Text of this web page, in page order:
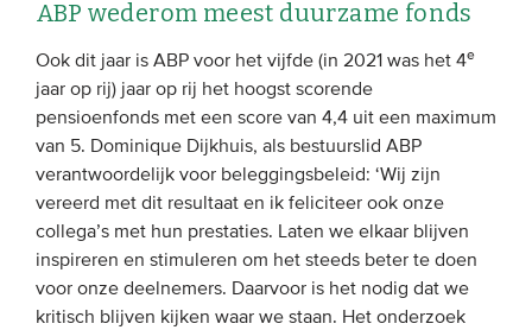
ABP wederom meest duurzame fonds
Ook dit jaar is ABP voor het vijfde (in 2021 was het 4e
jaar op rij) jaar op rij het hoogst scorende
pensioenfonds met een score van 4,4 uit een maximum
van 5. Dominique Dijkhuis, als bestuurslid ABP
verantwoordelijk voor beleggingsbeleid: ‘Wij zijn
vereerd met dit resultaat en ik feliciteer ook onze
collega’s met hun prestaties. Laten we elkaar blijven
inspireren en stimuleren om het steeds beter te doen
voor onze deelnemers. Daarvoor is het nodig dat we
kritisch blijven kijken waar we staan. Het onderzoek